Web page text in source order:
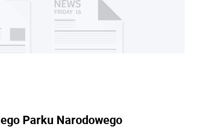
Parku Narodowego